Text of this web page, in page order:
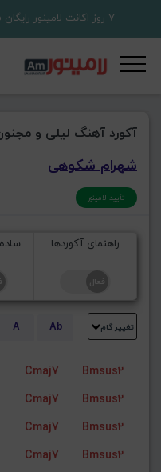
7 روز اکانت لامینور رایگان فقط با ثبت نام در سایت
آکورد آهنگ لیلی و
شهرام شکوهی
تأیید لامینور
راهنمای آکوردها
تغییر گام Ab
A
Cmaj7
Bmsus2
Cmaj7
Bmsus2
Cmaj7
Bmsus2
Cmaj7
Bmsus2